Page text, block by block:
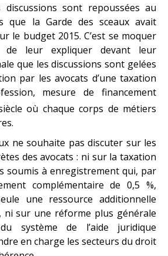
sont repoussées au
que la Garde des sceaux avait
le budget 2015. C’est se moquer
de leur expliquer devant leur
que les discussions sont gelées
par les avocats d’une taxation
mesure de financement
où chaque corps de métiers
ne souhaite pas discuter sur les
des avocats : ni sur la taxation
soumis à enregistrement qui, par
complémentaire de 0,5 %,
une ressource additionnelle
ni sur une réforme plus générale
système de l’aide juridique
en charge les secteurs du droit